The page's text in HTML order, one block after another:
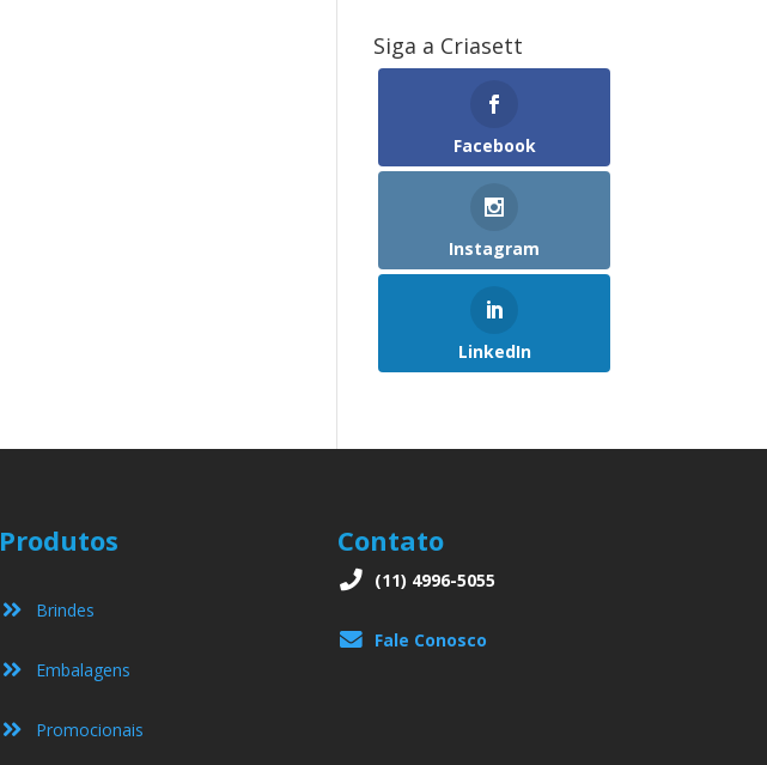
Siga a Criasett
Facebook
Instagram
LinkedIn
Produtos
Brindes
Embalagens
Promocionais
Contato
(11) 4996-5055
Fale Conosco